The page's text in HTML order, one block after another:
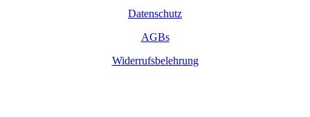
Datenschutz
AGBs
Widerrufsbelehrung